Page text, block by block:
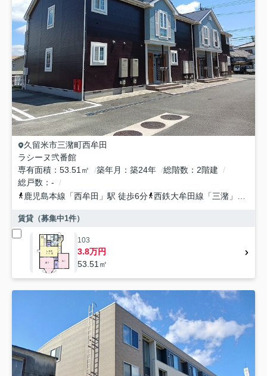
久留米市三潴町西牟田
ラシーヌ弐番館
専有面積
53.51㎡ 築年月 築24年 総階数
2階建
総戸数
-
鹿児島本線 「西牟田 」駅 徒歩6分 西鉄大牟田線 「三潴 」駅 徒歩39分
賃貸（募集中1件）
103
3.8万円
53.51㎡